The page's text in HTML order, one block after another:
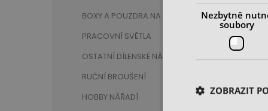
BOXY A POUZDRA NA NÁŘADÍ
PRACOVNÍ SVĚTLA
OSTATNÍ DÍLENSKÉ NÁŘADÍ
RUČNÍ BROUŠENÍ
HOBBY NÁŘADÍ
612 Kč
cena
Nezbytně
soubory
ZOBRAZIT